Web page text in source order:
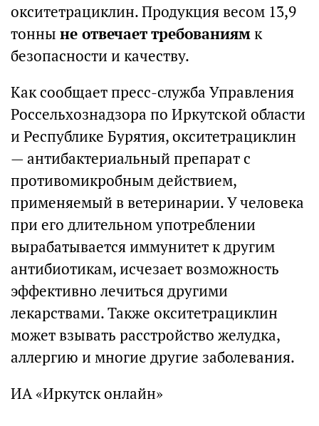
окситетрациклин. Продукция весом 13,9
тонны не отвечает требованиямк
безопасности и качеству.
Как сообщает пресс-служба Управления
Россельхознадзора по Иркутской области
и Республике Бурятия, окситетрациклин
— антибактериальный препарат с
противомикробным действием,
применяемый в ветеринарии. У человека
при его длительном употреблении
вырабатывается иммунитет к другим
антибиотикам, исчезает возможность
эффективно лечиться другими
лекарствами. Также окситетрациклин
может взывать расстройство желудка,
аллергию и многие другие заболевания.
ИА «Иркутск онлайн»